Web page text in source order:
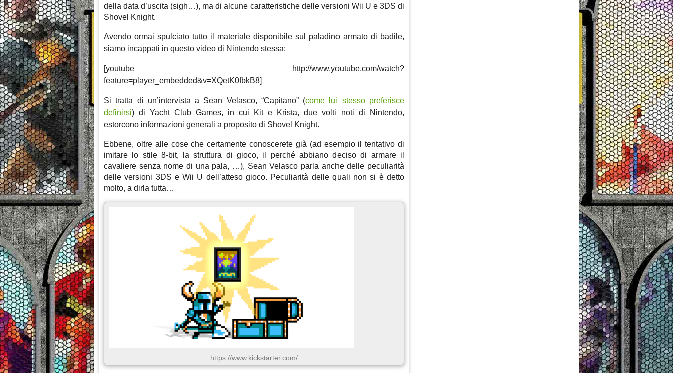
della data d’uscita (sigh…), ma di alcune caratteristiche delle versioni Wii U e 3DS di
Shovel Knight.
Avendo ormai spulciato tutto il materiale disponibile sul paladino armato di badile,
siamo incappati in questo video di Nintendo stessa:
[youtube http://www.youtube.com/watch?
feature=player_embedded&v=XQetK0fbkB8]
Si tratta di un’intervista a Sean Velasco, “Capitano” (come lui stesso preferisce
definirsi) di Yacht Club Games, in cui Kit e Krista, due volti noti di Nintendo,
estorcono informazioni generali a proposito di Shovel Knight.
Ebbene, oltre alle cose che certamente conoscerete già (ad esempio il tentativo di
imitare lo stile 8-bit, la struttura di gioco, il perché abbiano deciso di armare il
cavaliere senza nome di una pala, …), Sean Velasco parla anche delle peculiarità
delle versioni 3DS e Wii U dell’atteso gioco. Peculiarità delle quali non si è detto
molto, a dirla tutta…
https://www.kickstarter.com/